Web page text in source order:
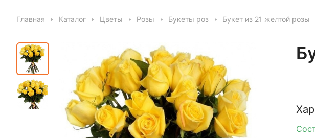
Главная Каталог Цветы Розы Букеты роз Букет из 21 желтой розы